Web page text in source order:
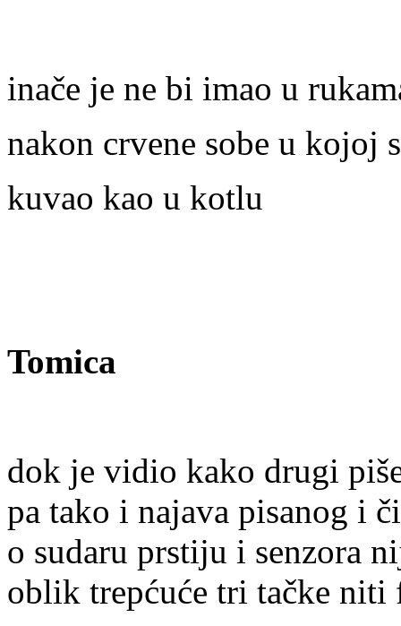
inače je ne bi imao u
nakon crvene sobe u kojoj
kuvao kao u kotlu
Tomica
dok je vidio kako drugi
pa tako i najava pisanog i
o sudaru prstiju i senzora
oblik trepćuće tri tačke